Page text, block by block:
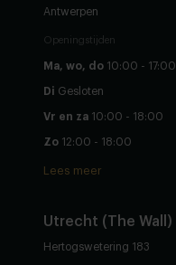
Antwerpen
Openingstijden
Ma, wo, do 10:00 - 17:00
Di Gesloten
Vr en za 10:00 - 18:00
Zo 12:00 - 18:00
Lees meer
Utrecht (The Wall)
Hertogswetering 183